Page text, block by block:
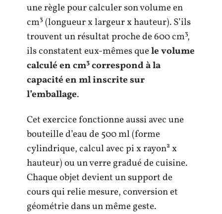
une règle pour calculer son volume en
cm³ (longueur x largeur x hauteur). S’ils
trouvent un résultat proche de 600 cm³,
ils constatent eux-mêmes quele volume
calculé en cm³ correspond à la
capacité en ml inscrite sur
l’emballage.
Cet exercice fonctionne aussi avec une
bouteille d’eau de 500 ml (forme
cylindrique, calcul avec pi x rayon² x
hauteur) ou un verre gradué de cuisine.
Chaque objet devient un support de
cours qui relie mesure, conversion et
géométrie dans un même geste.